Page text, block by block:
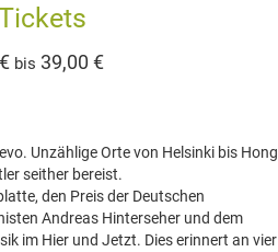
bis 39,00 €
Unzählige Orte von Helsinki bis Hong
seither bereist.
den Preis der Deutschen
Andreas Hinterseher und dem
im Hier und Jetzt. Dies erinnert an vier